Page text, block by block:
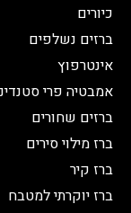
כיורים
ברזים נשלפים
אינטרפוץ
אמבטיה פרי
ברזים שחורים
ברז מילוי סירים
ברז קיר
ברז יוקרתי למטבח